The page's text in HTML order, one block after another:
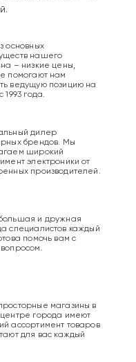
основных
нашего
– низкие цены,
помогают нам
ведущую позицию на
1993 года.
дилер
брендов. Мы
широкий
электроники от
производителей.
и дружная
специалистов каждый
помочь вам с
магазины в
города имеют
ассортимент товаров
для вас каждый